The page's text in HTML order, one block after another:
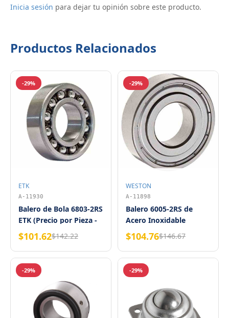
Inicia sesión para dejar tu opinión sobre este producto.
Productos Relacionados
-29%
ETK
A-11930
Balero de Bola 6803-2RS
ETK (Precio por Pieza -
Tubo con 10 Piezas)
$101.62$142.22
-29%
WESTON
A-11898
Balero 6005-2RS de
Acero Inoxidable
Weston
$104.76$146.67
-29% -29%